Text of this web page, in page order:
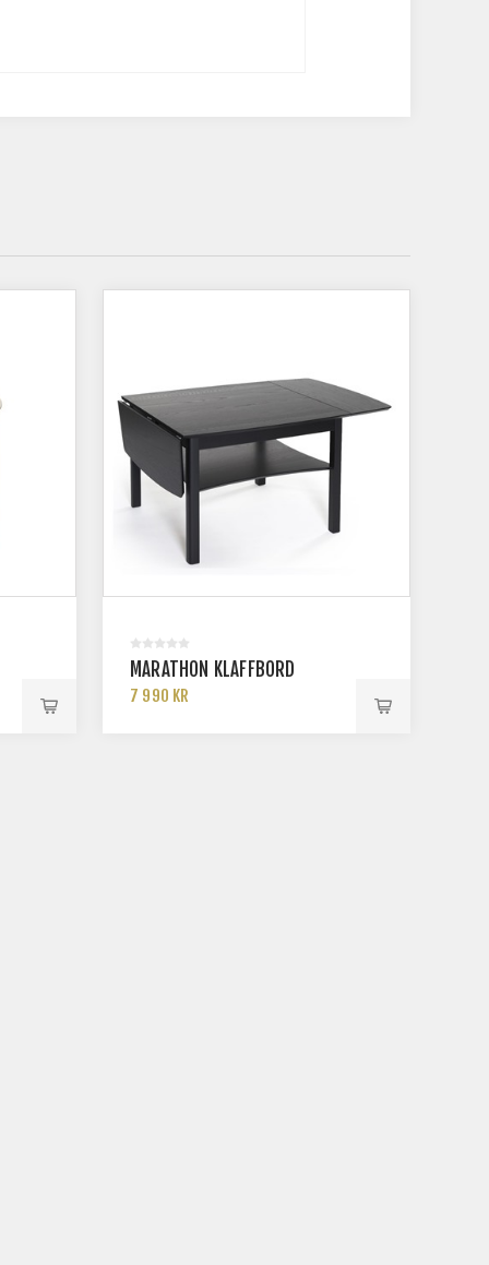
MARATHON KLAFFBORD
7 990 KR